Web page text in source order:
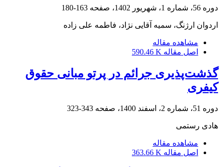
دوره 56، شماره 1، شهریور 1402، صفحه 163-180
اردوان ارژنگ، سمیه آقایی نژاد، فاطمه علی زاده
مشاهده مقاله
اصل مقاله 590.46 K
گذشت‌پذیری جرائم در پرتو مبانی حقوق
کیفری
دوره 51، شماره 2، اسفند 1400، صفحه 343-323
هادی رستمی
مشاهده مقاله
اصل مقاله 363.66 K